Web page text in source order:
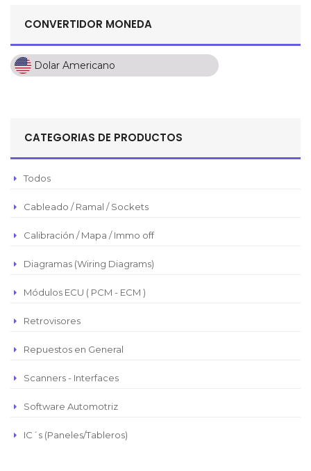
CONVERTIDOR MONEDA
Dolar Americano
Dolar Americano
Pesos Mexicanos
Euro
Real Brasilero
CATEGORIAS DE PRODUCTOS
Todos
Cableado / Ramal / Sockets
Calibración / Mapa / Immo off
Diagramas (Wiring Diagrams)
Módulos ECU ( PCM - ECM )
Retrovisores
Repuestos en General
Scanners - Interfaces
Software Automotriz
IC´s (Paneles/Tableros)